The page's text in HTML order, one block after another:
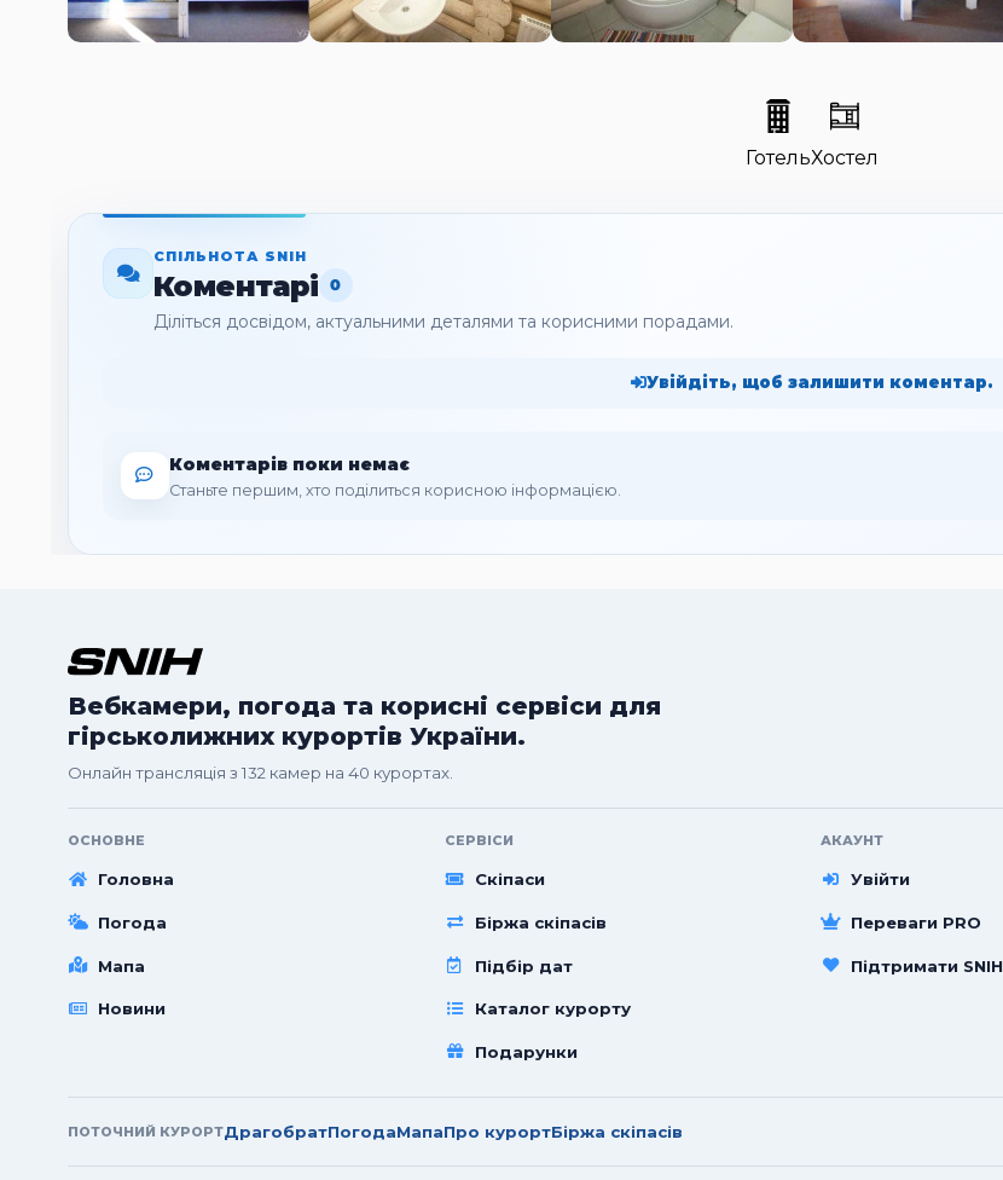
ГотельХостел
СПІЛЬНОТА SNIH
Коментарі 0
Діліться досвідом, актуальними деталями та корисними порадами.
Увійдіть, щоб залишити коментар.
Коментарів поки немає
Станьте першим, хто поділиться корисною інформацією.
Вебкамери, погода та корисні сервіси для
гірськолижних курортів України.
Онлайн трансляція з 132 камер на 40 курортах.
ОСНОВНЕ
Головна
Погода
Мапа
Новини
СЕРВІСИ
Скіпаси
Біржа скіпасів
Підбір дат
Каталог курорту
Подарунки
АКАУНТ
Увійти
Переваги PRO
Підтримати SNIH
ПОТОЧНИЙ КУРОРТДрагобратПогодаМапаПро курортБіржа скіпасів